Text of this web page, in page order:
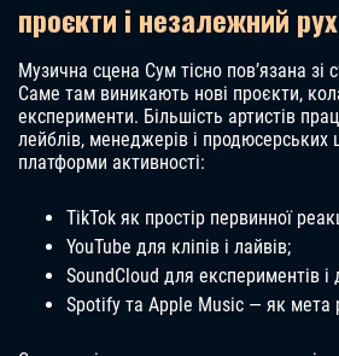
проєкти і незалежний рух
Музична сцена Сум тісно пов’язана зі
Саме там виникають нові проєкти,
експерименти. Більшість артистів
лейблів, менеджерів і продюсерських
платформи активності:
TikTok як простір первинної
YouTube для кліпів і лайвів;
SoundCloud для експериментів і
Spotify та Apple Music — як мета